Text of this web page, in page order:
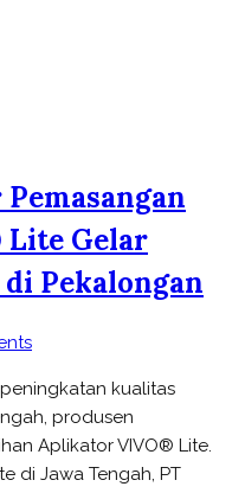
Lite Gelar
Pekalongan
on
Standar
Pemasangan
Baja
Ringan,
kualitas
produsen
Aplikator VIVO® Lite.
di Jawa Tengah, PT